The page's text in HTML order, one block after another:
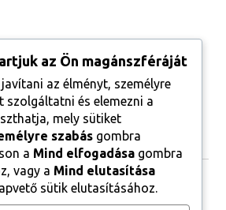
Category
az Ön magánszféráját
az élményt, személyre
és elemezni a
mely sütiket
szabás gombra
a Mind elfogadása gombra
vagy a Mind elutasítása
sütik elutasításához.